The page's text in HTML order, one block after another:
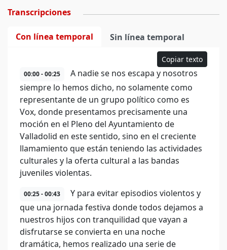
Transcripciones
Con línea temporal Sin línea temporal
Copiar texto
00:00 - 00:25
A nadie se nos escapa y nosotros
siempre lo hemos dicho, no solamente como
representante de un grupo político como es
Vox, donde presentamos precisamente una
moción en el Pleno del Ayuntamiento de
Valladolid en este sentido, sino en el creciente
llamamiento que están teniendo las actividades
culturales y la oferta cultural a las bandas
juveniles violentas.
00:25 - 00:43
Y para evitar episodios violentos y
que una jornada festiva donde todos dejamos a
nuestros hijos con tranquilidad que vayan a
disfrutarse se convierta en una noche
dramática, hemos realizado una serie de